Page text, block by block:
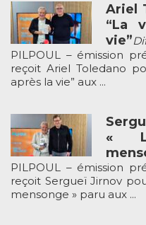
Ariel
“La
vie”
PILPOUL – émission
reçoit Ariel Toledano
après la vie” aux ...
«
PILPOUL – émission
reçoit Sergueï Jirnov
mensonge » paru aux ...